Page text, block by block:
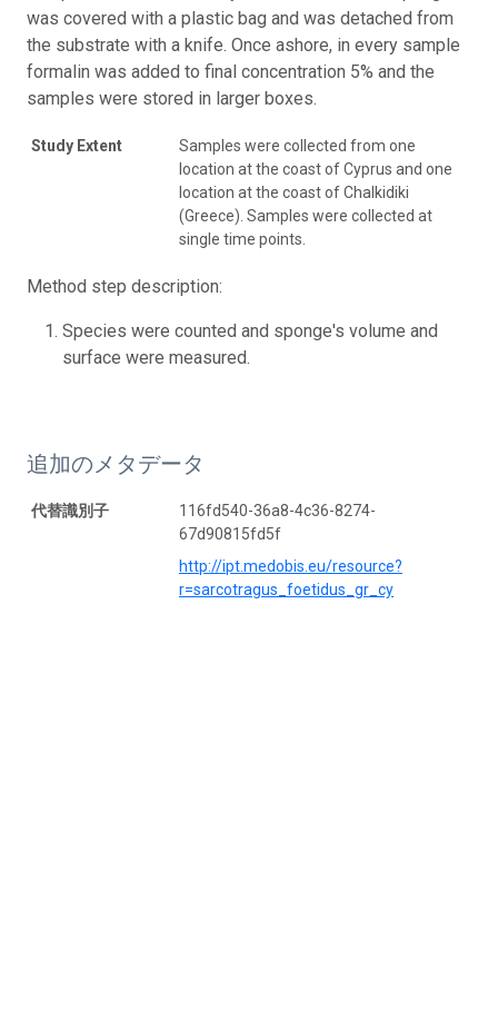
was covered with a plastic bag and was detached from
the substrate with a knife. Once ashore, in every sample
formalin was added to final concentration 5% and the
samples were stored in larger boxes.
Study Extent
Samples were collected from one
location at the coast of Cyprus and one
location at the coast of Chalkidiki
(Greece). Samples were collected at
single time points.
Method step description:
Species were counted and sponge's volume and
surface were measured.
追加のメタデータ
代替識別子
116fd540-36a8-4c36-8274-
67d90815fd5f
http://ipt.medobis.eu/resource?
r=sarcotragus_foetidus_gr_cy